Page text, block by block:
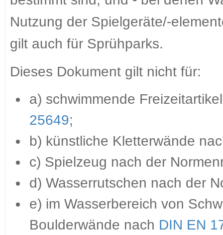
Nutzung der Spielgeräte/-
gilt auch für Sprühparks.
Dieses Dokument gilt nicht für:
a) schwimmende
25649;
b) künstliche Kletterwände
c) Spielzeug nach der
d) Wasserrutschen nach der
e) im Wasserbereich von
Boulderwände nach DIN EN